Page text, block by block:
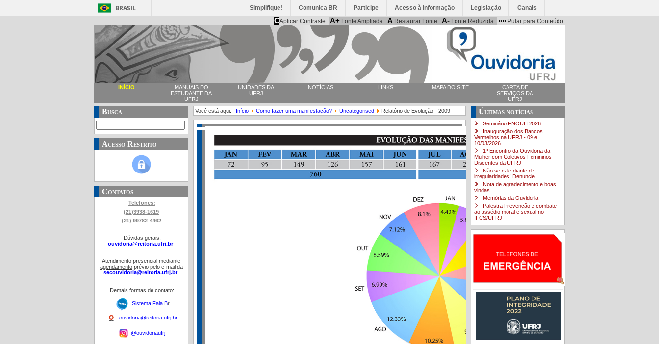
BRASIL Simplifique! Comunica BR Participe Acesso à informação Legislação Canais
CAplicar Contraste A+ Fonte Ampliada A Restaurar Fonte A- Fonte Reduzida »» Pular para Conteúdo
INÍCIO
MANUAIS DO
ESTUDANTE DA
UFRJ
UNIDADES DA
UFRJ
NOTÍCIAS LINKS MAPA DO SITE
CARTA DE
SERVIÇOS DA
UFRJ
Busca
Acesso Restrito
Contatos
Telefones:
(21)3938-1619
(21) 99782-4462
Dúvidas gerais:
ouvidoria@reitoria.ufrj.br
Atendimento presencial mediante
agendamentoprévio pelo e-mail da
secouvidoria@reitoria.ufrj.br
Demais formas de contato:
Sistema Fala.Br
ouvidoria@reitoria.ufrj.br
@ouvidoriaufrj
Você está aqui: Início Como fazer uma manifestação? Uncategorised Relatório de Evolução - 2009 Últimas notícias
Seminário FNOUH 2026
Inauguração dos Bancos
Vermelhos na UFRJ - 09 e
10/03/2026
1º Encontro da Ouvidoria da
Mulher com Coletivos Femininos
Discentes da UFRJ
Não se cale diante de
irregularidades! Denuncie
Nota de agradecimento e boas
vindas
Memórias da Ouvidoria
Palestra Prevenção e combate
ao assédio moral e sexual no
IFCS/UFRJ